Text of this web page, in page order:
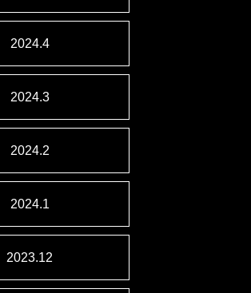
2024.4
2024.3
2024.2
2024.1
2023.12